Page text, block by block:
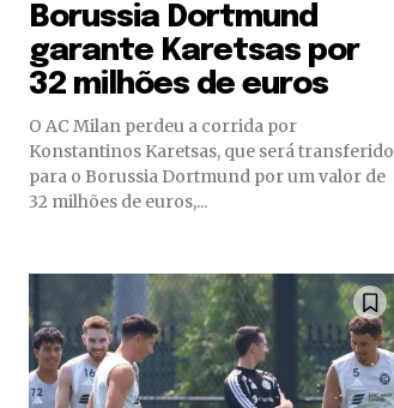
Borussia Dortmund
garante Karetsas por
32 milhões de euros
O AC Milan perdeu a corrida por
Konstantinos Karetsas, que será transferido
para o Borussia Dortmund por um valor de
32 milhões de euros,...